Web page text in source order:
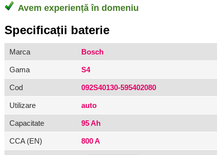
Avem experiență în domeniu
Specificații baterie
Marca Bosch
Gama S4
Cod 092S40130-595402080
Utilizare auto
Capacitate 95 Ah
CCA (EN) 800 A